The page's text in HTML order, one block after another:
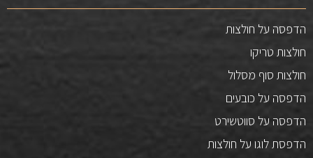
הדפסה על חולצות
חולצות טריקו
חולצות סוף מסלול
הדפסה על כובעים
הדפסה על סווטשירט
הדפסת לוגו על חולצות